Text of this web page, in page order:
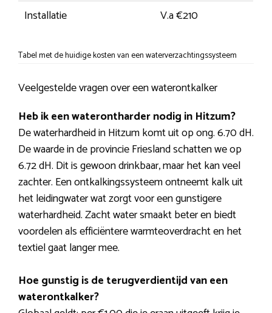
Installatie
V.a €210
Tabel met de huidige kosten van een waterverzachtingssysteem
Veelgestelde vragen over een waterontkalker
Heb ik een waterontharder nodig in Hitzum?
De waterhardheid in Hitzum komt uit op ong. 6.70 dH.
De waarde in de provincie Friesland schatten we op
6.72 dH. Dit is gewoon drinkbaar, maar het kan veel
zachter. Een ontkalkingssysteem ontneemt kalk uit
het leidingwater wat zorgt voor een gunstigere
waterhardheid. Zacht water smaakt beter en biedt
voordelen als efficiëntere warmteoverdracht en het
textiel gaat langer mee.
Hoe gunstig is de terugverdientijd van een
waterontkalker?